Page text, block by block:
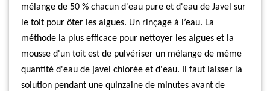
mélange de 50 % chacun d'eau pure et d'eau de Javel sur
le toit pour ôter les algues. Un rinçage à l’eau. La
méthode la plus efficace pour nettoyer les algues et la
mousse d'un toit est de pulvériser un mélange de même
quantité d'eau de javel chlorée et d'eau. Il faut laisser la
solution pendant une quinzaine de minutes avant de